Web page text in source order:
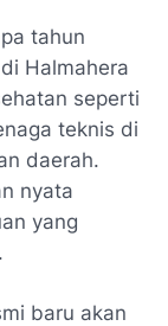
tahun
Halmahera
seperti
teknis di
daerah.
nyata
yang
baru akan